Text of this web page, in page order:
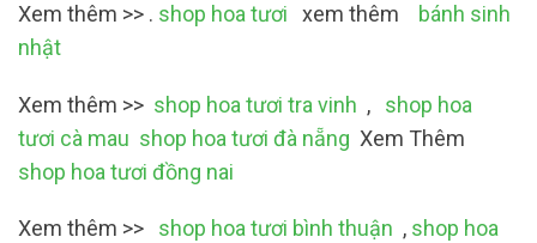
Xem thêm >> . shop hoa tươi xem thêm
bánh sinh
nhật
Xem thêm >> shop hoa tươi tra vinh , shop hoa
tươi cà mau shop hoa tươi đà nẵng Xem Thêm
shop hoa tươi đồng nai
Xem thêm >> shop hoa tươi bình thuận , shop hoa